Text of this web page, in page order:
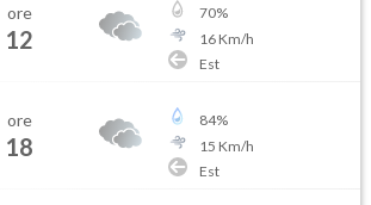
ore
12
70%
16Km/h
Est
ore
18
84%
15 Km/h
Est